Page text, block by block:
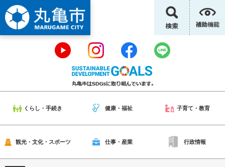
ー
ジ
の
。
ニ
ュ
ー
て
くらし・手続き 健康・福祉 子育て・教育
観光・文化・スポーツ 仕事・産業 行政情報